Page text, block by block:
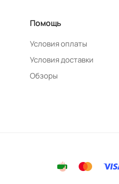
Помощь
Условия оплаты
Условия доставки
Обзоры